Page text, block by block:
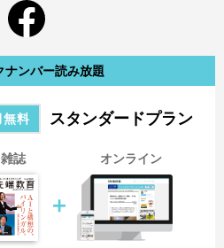
ナンバー読み放題
無料 スタンダードプラン
雑誌
＋
オンライン